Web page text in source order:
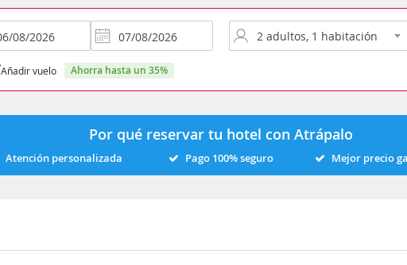
Añadir vuelo ahorra hasta un 35%
Por qué reservar tu hotel con Atrápalo
Atención personalizada Pago 100% seguro Mejor precio